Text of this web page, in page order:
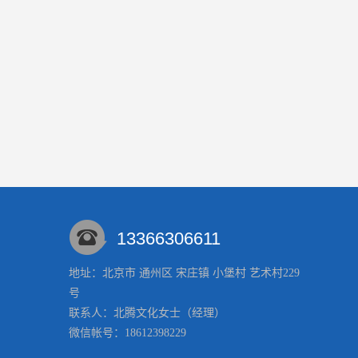
13366306611
地址：北京市 通州区 宋庄镇 小堡村 艺术村229
号
联系人：北腾文化女士 （经理）
微信帐号：18612398229